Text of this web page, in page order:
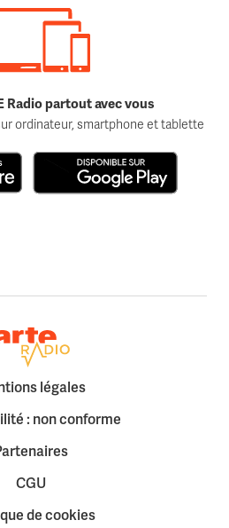
Radio partout avec vous
ordinateur, smartphone et tablette
Retour à la page d'accueil
légales
: non conforme
CGU
de cookies